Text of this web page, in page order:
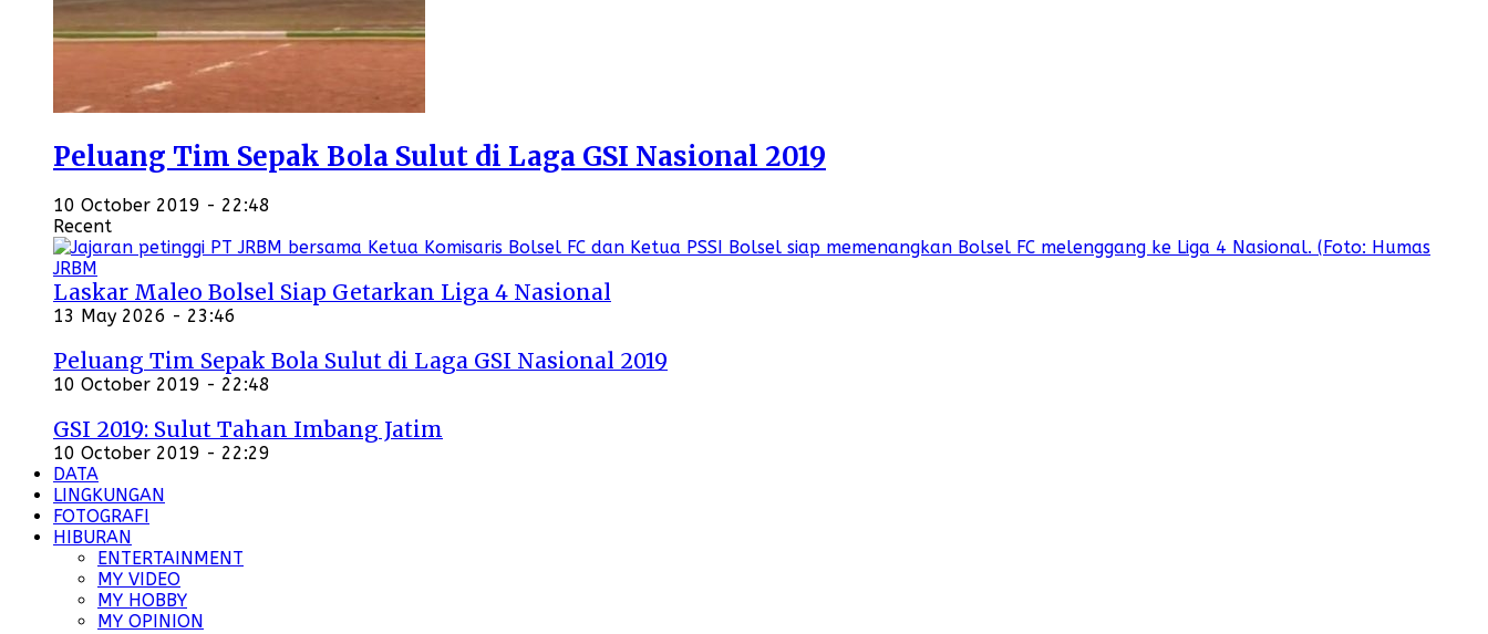
Peluang Tim Sepak Bola Sulut di Laga GSI Nasional 2019
10 October 2019 - 22:48
Recent
Laskar Maleo Bolsel Siap Getarkan Liga 4 Nasional
13 May 2026 - 23:46
Peluang Tim Sepak Bola Sulut di Laga GSI Nasional 2019
10 October 2019 - 22:48
GSI 2019: Sulut Tahan Imbang Jatim
10 October 2019 - 22:29
DATA
LINGKUNGAN
FOTOGRAFI
HIBURAN
ENTERTAINMENT
MY VIDEO
MY HOBBY
MY OPINION